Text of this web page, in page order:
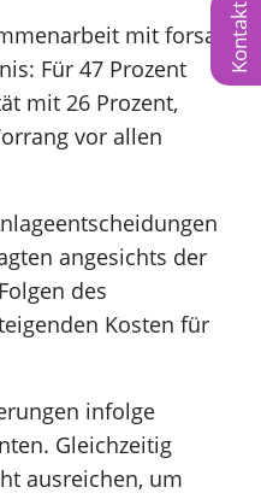
mit forsa
Für 47 Prozent
mit 26 Prozent,
vor allen
angesichts der
des
Kosten für
infolge
Gleichzeitig
ausreichen, um
Kontakt